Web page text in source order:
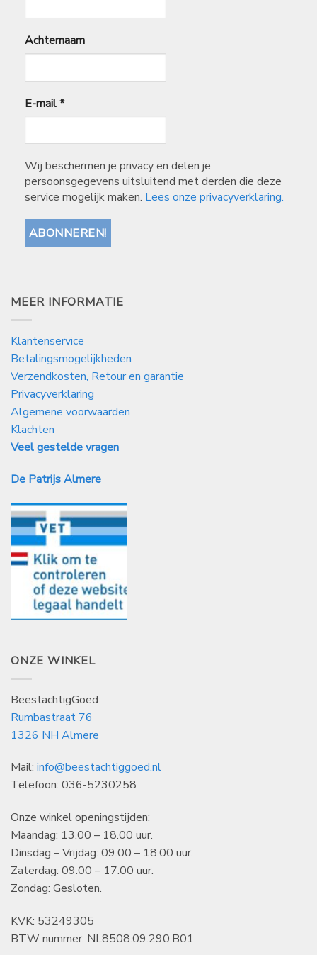
Achternaam
E-mail*
Wij beschermen je privacy en delen je
persoonsgegevens uitsluitend met derden die deze
service mogelijk maken. Lees onze privacyverklaring.
MEER INFORMATIE
Klantenservice
Betalingsmogelijkheden
Verzendkosten, Retour en garantie
Privacyverklaring
Algemene voorwaarden
Klachten
Veel gestelde vragen
De Patrijs Almere
ONZE WINKEL
BeestachtigGoed
Rumbastraat 76
1326 NH Almere
Mail: info@beestachtiggoed.nl
Telefoon: 036-5230258
Onze winkel openingstijden:
Maandag: 13.00 – 18.00 uur.
Dinsdag – Vrijdag: 09.00 – 18.00 uur.
Zaterdag: 09.00 – 17.00 uur.
Zondag: Gesloten.
KVK: 53249305
BTW nummer: NL8508.09.290.B01